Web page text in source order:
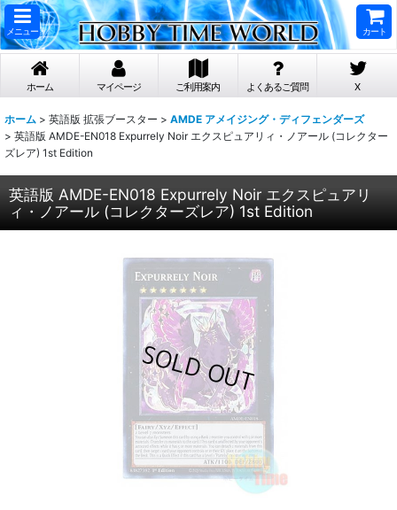
メニュー カート
ホーム マイページ ご利用案内 よくあるご質問 X
ホーム > 英語版 拡張ブースター > AMDE アメイジング・ディフェンダーズ
> 英語版 AMDE-EN018 Expurrely Noir エクスピュアリィ・ノアール (コレクター
ズレア) 1st Edition
英語版 AMDE-EN018 Expurrely Noir エクスピュアリ
ィ・ノアール (コレクターズレア) 1st Edition